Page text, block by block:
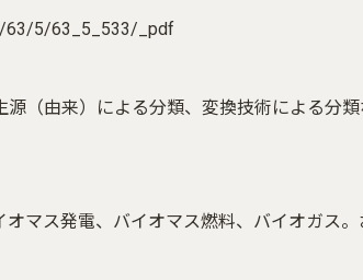
63/5/63_5_533/_pdf
（由来）による分類、変換技術による分
オマス発電、バイオマス燃料、バイオガス